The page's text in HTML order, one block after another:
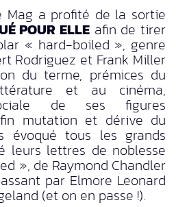
Mag a profité de la sortie
POUR ELLEafin de tirer
« hard-boiled », genre
Rodriguez et Frank Miller
du terme, prémices du
et au cinéma,
de ses figures
mutation et dérive du
évoqué tous les grands
leurs lettres de noblesse
», de Raymond Chandler
par Elmore Leonard
(et on en passe !).